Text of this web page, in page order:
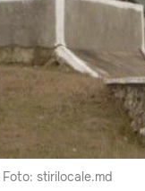
stirilocale.md